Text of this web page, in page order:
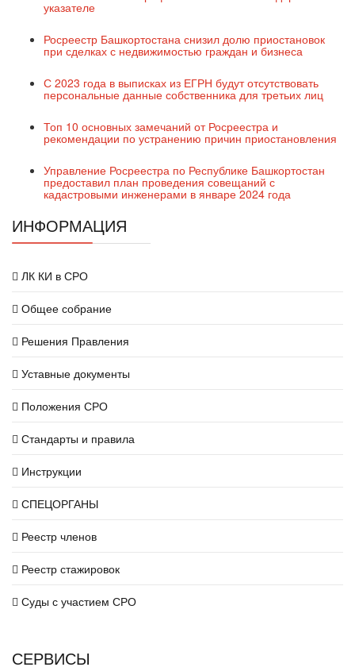
указателе
Росреестр Башкортостана снизил долю приостановок
при сделках с недвижимостью граждан и бизнеса
С 2023 года в выписках из ЕГРН будут отсутствовать
персональные данные собственника для третьих лиц
Топ 10 основных замечаний от Росреестра и
рекомендации по устранению причин приостановления
Управление Росреестра по Республике Башкортостан
предоставил план проведения совещаний с
кадастровыми инженерами в январе 2024 года
ИНФОРМАЦИЯ
ЛК КИ в СРО
Общее собрание
Решения Правления
Уставные документы
Положения СРО
Стандарты и правила
Инструкции
СПЕЦОРГАНЫ
Реестр членов
Реестр стажировок
Суды с участием СРО
СЕРВИСЫ